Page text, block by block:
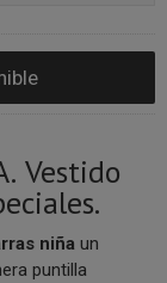
Vestido
niña un
puntilla